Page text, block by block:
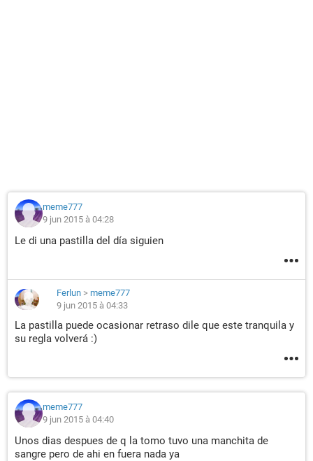
meme777
9 jun 2015 à 04:28
Le di una pastilla del día siguien
Ferlun > meme777
9 jun 2015 à 04:33
La pastilla puede ocasionar retraso dile que este tranquila y
su regla volverá :)
meme777
9 jun 2015 à 04:40
Unos dias despues de q la tomo tuvo una manchita de
sangre pero de ahi en fuera nada ya